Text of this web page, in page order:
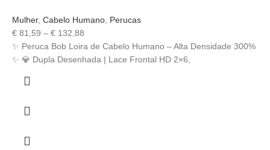
Mulher, Cabelo Humano Perucas
€ 81,59 – € 132,88
✨ Peruca Bob Loira de Cabelo Humano – Alta Densidade 300%
✨ 💎 Dupla Desenhada | Lace Frontal HD 2×6,